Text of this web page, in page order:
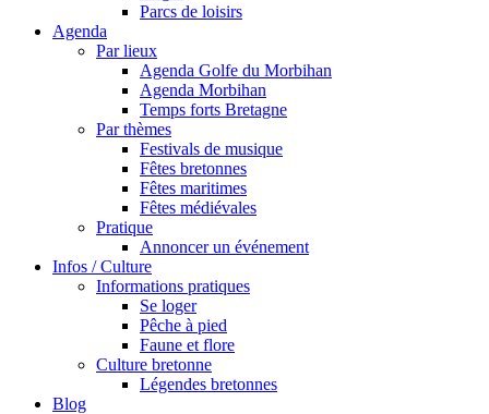
Parcs de loisirs
Agenda
Par lieux
Agenda Golfe du Morbihan
Agenda Morbihan
Temps forts Bretagne
Par thèmes
Festivals de musique
Fêtes bretonnes
Fêtes maritimes
Fêtes médiévales
Pratique
Annoncer un événement
Infos / Culture
Informations pratiques
Se loger
Pêche à pied
Faune et flore
Culture bretonne
Légendes bretonnes
Blog